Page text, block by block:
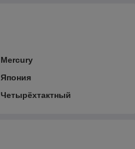
Mercury
Япония
Четырёхтактный